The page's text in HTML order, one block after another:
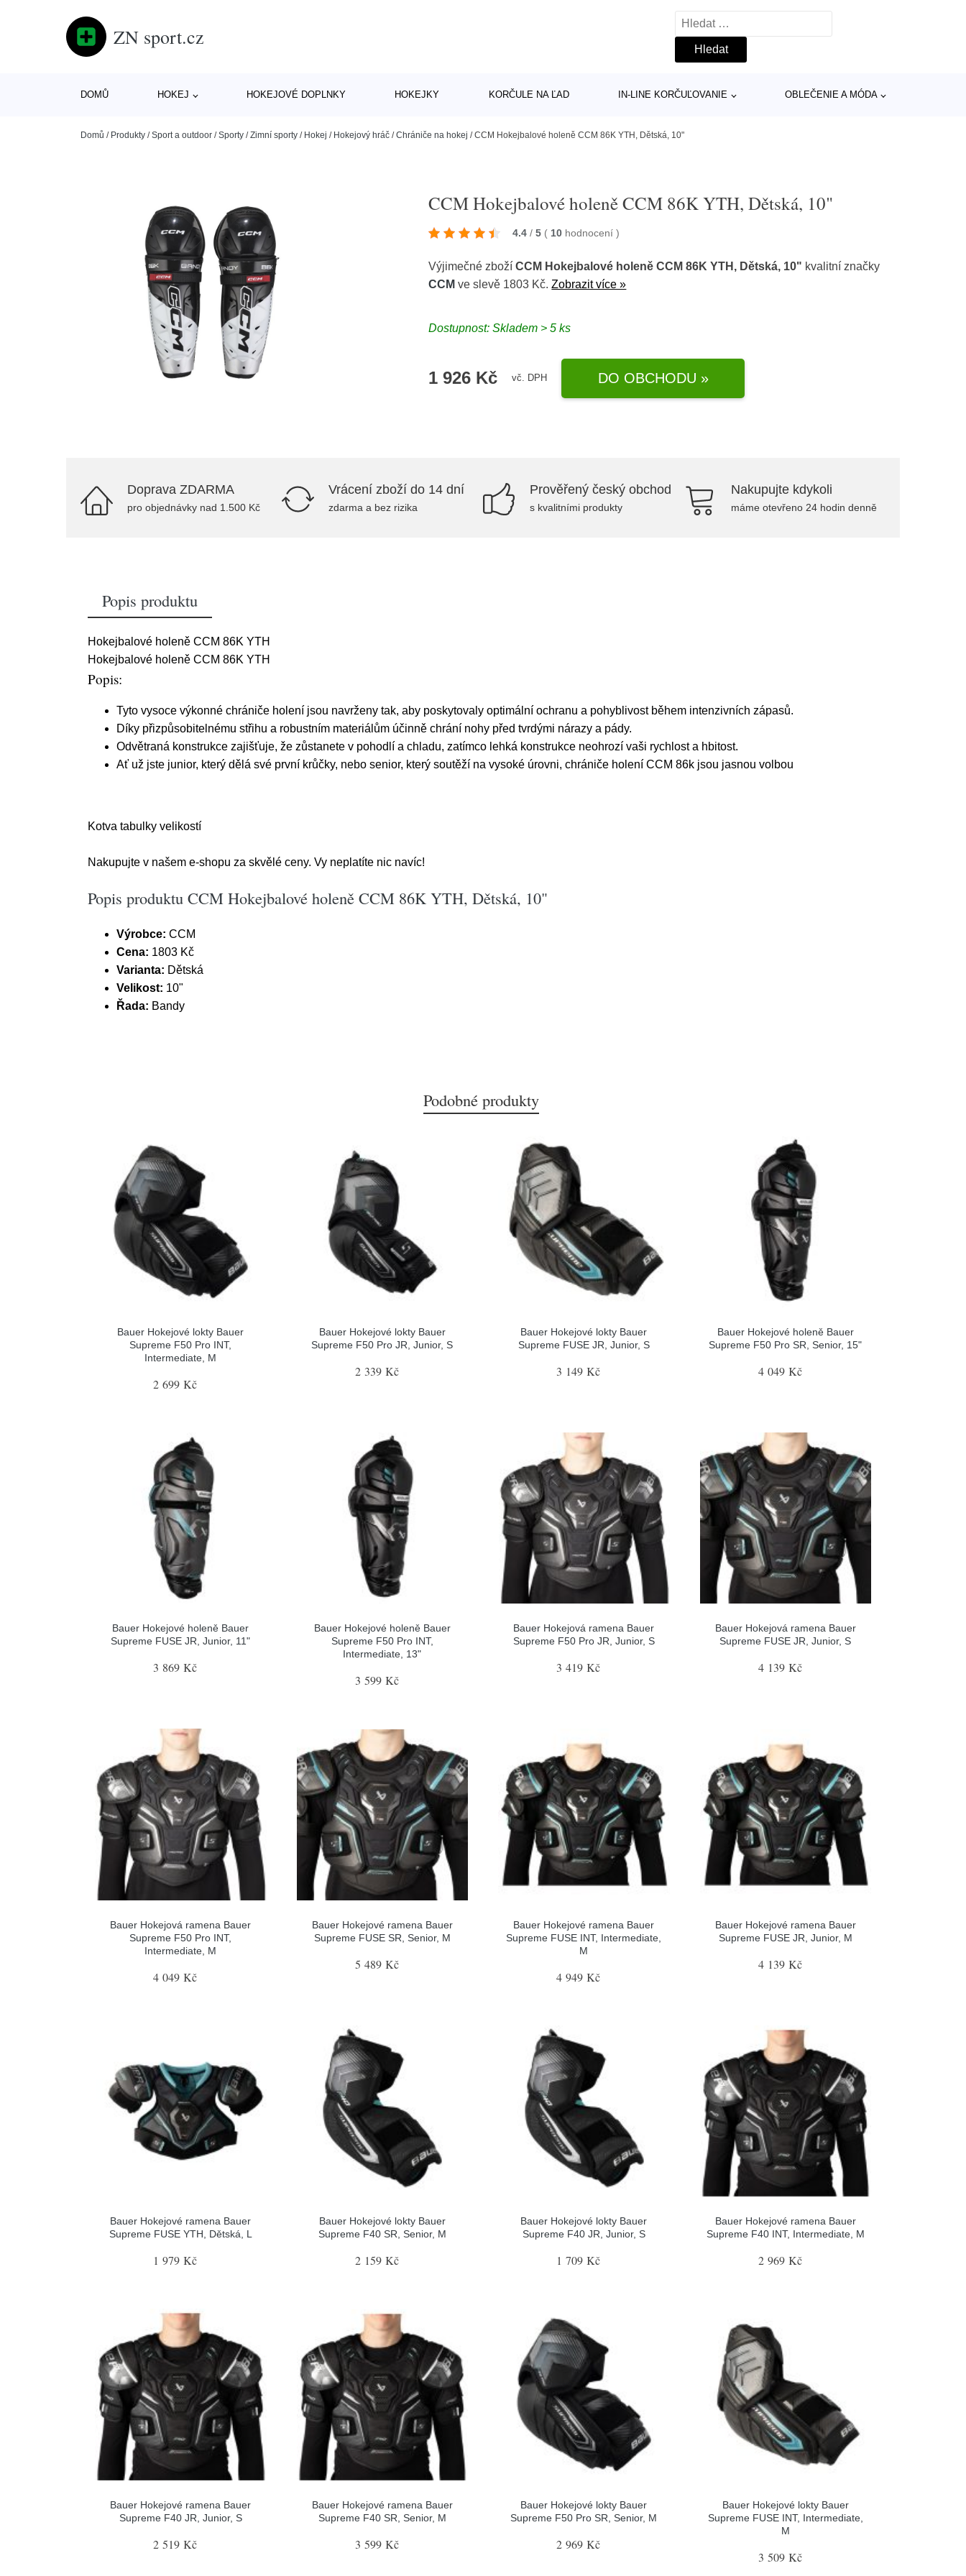
ZN sport.cz
Vyhledávání
DOMŮ HOKEJ HOKEJOVÉ DOPLNKY HOKEJKY KORČULE NA ĽAD IN-LINE KORČUĽOVANIE OBLEČENIE A MÓDA
Domů / Produkty /Sport a outdoor /Sporty /Zimní sporty / Hokej / Hokejový hráč /Chrániče na hokej /CCM Hokejbalové holeně CCM 86K YTH, Dětská, 10"
CCM Hokejbalové holeně CCM 86K YTH, Dětská, 10"
4.4 / 5 ( 10 hodnocení)
Výjimečné zbožíCCM Hokejbalové holeně CCM 86K YTH, Dětská, 10" kvalitní značky
CCM ve slevě 1803 Kč.Zobrazit více »
Dostupnost: Skladem > 5 ks
1 926 Kč vč. DPH DO OBCHODU »
Doprava ZDARMA
pro objednávky nad 1.500 Kč
Vrácení zboží do 14 dní
zdarma a bez rizika
Prověřený český obchod
s kvalitními produkty
Nakupujte kdykoli
máme otevřeno 24 hodin denně
Popis produktu
Hokejbalové holeně CCM 86K YTH
Hokejbalové holeně CCM 86K YTH
Popis:
Tyto vysoce výkonné chrániče holení jsou navrženy tak, aby poskytovaly optimální ochranu a pohyblivost během intenzivních zápasů.
Díky přizpůsobitelnému střihu a robustním materiálům účinně chrání nohy před tvrdými nárazy a pády.
Odvětraná konstrukce zajišťuje, že zůstanete v pohodlí a chladu, zatímco lehká konstrukce neohrozí vaši rychlost a hbitost.
Ať už jste junior, který dělá své první krůčky, nebo senior, který soutěží na vysoké úrovni, chrániče holení CCM 86k jsou jasnou volbou
Kotva tabulky velikostí
Nakupujte v našem e-shopu za skvělé ceny. Vy neplatíte nic navíc!
Popis produktu CCM Hokejbalové holeně CCM 86K YTH, Dětská, 10"
Výrobce: CCM
Cena: 1803 Kč
Varianta: Dětská
Velikost: 10"
Řada: Bandy
Podobné produkty
Bauer Hokejové lokty Bauer
Supreme F50 Pro INT,
Intermediate, M
2 699 Kč
Bauer Hokejové lokty Bauer
Supreme F50 Pro JR, Junior, S
2 339 Kč
Bauer Hokejové lokty Bauer
Supreme FUSE JR, Junior, S
3 149 Kč
Bauer Hokejové holeně Bauer
Supreme F50 Pro SR, Senior, 15"
4 049 Kč
Bauer Hokejové holeně Bauer
Supreme FUSE JR, Junior, 11"
3 869 Kč
Bauer Hokejové holeně Bauer
Supreme F50 Pro INT,
Intermediate, 13"
3 599 Kč
Bauer Hokejová ramena Bauer
Supreme F50 Pro JR, Junior, S
3 419 Kč
Bauer Hokejová ramena Bauer
Supreme FUSE JR, Junior, S
4 139 Kč
Bauer Hokejová ramena Bauer
Supreme F50 Pro INT,
Intermediate, M
4 049 Kč
Bauer Hokejové ramena Bauer
Supreme FUSE SR, Senior, M
5 489 Kč
Bauer Hokejové ramena Bauer
Supreme FUSE INT, Intermediate,
M
4 949 Kč
Bauer Hokejové ramena Bauer
Supreme FUSE JR, Junior, M
4 139 Kč
Bauer Hokejové ramena Bauer
Supreme FUSE YTH, Dětská, L
1 979 Kč
Bauer Hokejové lokty Bauer
Supreme F40 SR, Senior, M
2 159 Kč
Bauer Hokejové lokty Bauer
Supreme F40 JR, Junior, S
1 709 Kč
Bauer Hokejové ramena Bauer
Supreme F40 INT, Intermediate, M
2 969 Kč
Bauer Hokejové ramena Bauer
Supreme F40 JR, Junior, S
2 519 Kč
Bauer Hokejové ramena Bauer
Supreme F40 SR, Senior, M
3 599 Kč
Bauer Hokejové lokty Bauer
Supreme F50 Pro SR, Senior, M
2 969 Kč
Bauer Hokejové lokty Bauer
Supreme FUSE INT, Intermediate,
M
3 509 Kč